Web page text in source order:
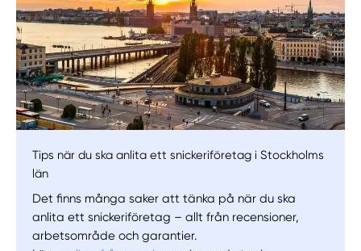
Manuellt Få hjälp
Välj tillvägagångssätt
Tips när du ska anlita ett snickeriföretag i Stockholms
län
Det finns många saker att tänka på när du ska
anlita ett snickeriföretag – allt från recensioner,
arbetsområde och garantier.